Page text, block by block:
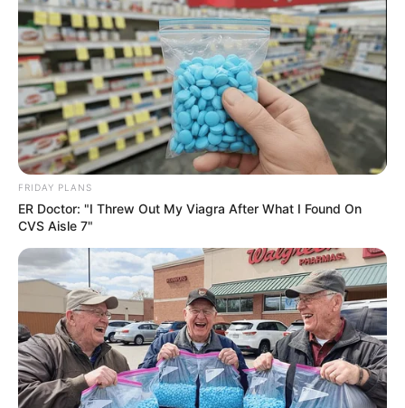
szabadtéri programot tervezünk.
FRIDAY PLANS
ER Doctor: "I Threw Out My Viagra After What I Found On
CVS Aisle 7"